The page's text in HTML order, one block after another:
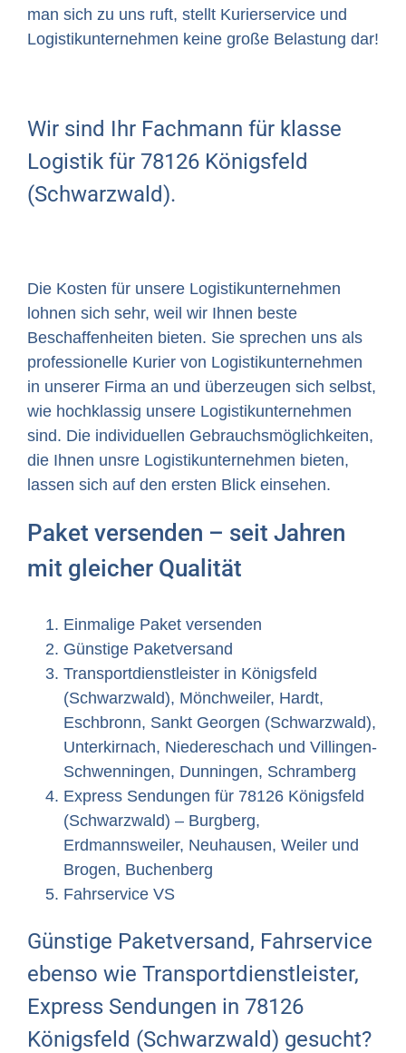
man sich zu uns ruft, stellt Kurierservice und
Logistikunternehmen keine große Belastung dar!
Wir sind Ihr Fachmann für klasse
Logistik für 78126 Königsfeld
(Schwarzwald).
Die Kosten für unsere Logistikunternehmen
lohnen sich sehr, weil wir Ihnen beste
Beschaffenheiten bieten. Sie sprechen uns als
professionelle Kurier von Logistikunternehmen
in unserer Firma an und überzeugen sich selbst,
wie hochklassig unsere Logistikunternehmen
sind. Die individuellen Gebrauchsmöglichkeiten,
die Ihnen unsre Logistikunternehmen bieten,
lassen sich auf den ersten Blick einsehen.
Paket versenden – seit Jahren
mit gleicher Qualität
Einmalige Paket versenden
Günstige Paketversand
Transportdienstleister in Königsfeld
(Schwarzwald), Mönchweiler, Hardt,
Eschbronn, Sankt Georgen (Schwarzwald),
Unterkirnach, Niedereschach und Villingen-
Schwenningen, Dunningen, Schramberg
Express Sendungen für 78126 Königsfeld
(Schwarzwald) – Burgberg,
Erdmannsweiler, Neuhausen, Weiler und
Brogen, Buchenberg
Fahrservice VS
Günstige Paketversand, Fahrservice
ebenso wie Transportdienstleister,
Express Sendungen in 78126
Königsfeld (Schwarzwald) gesucht?